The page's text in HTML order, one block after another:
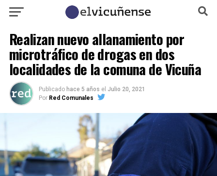
Realizan nuevo allanamiento por
microtráfico de drogas en dos
localidades de la comuna de Vicuña
Publicado hace 5 años el Julio 20, 2021
Por Red Comunales